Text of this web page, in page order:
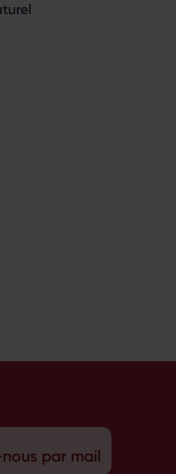
Youtube
Instagram
par mail